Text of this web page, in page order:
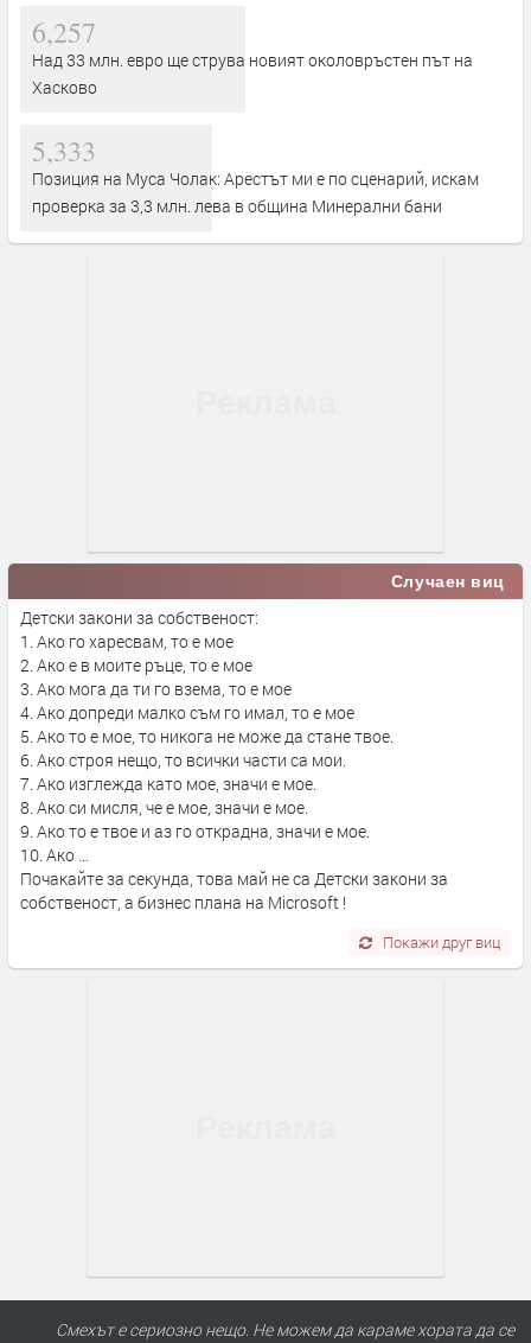
6,257
Над 33 млн. евро ще струва новият околовръстен път на
Хасково
5,333
Позиция на Муса Чолак: Арестът ми е по сценарий, искам
проверка за 3,3 млн. лева в община Минерални бани
Случаен виц
Детски закони за собственост:
1. Ако го харесвам, то е мое
2. Ако е в моите ръце, то е мое
3. Ако мога да ти го взема, то е мое
4. Ако допреди малко съм го имал, то е мое
5. Ако то е мое, то никога не може да стане твое.
6. Ако строя нещо, то всички части са мои.
7. Ако изглежда като мое, значи е мое.
8. Ако си мисля, че е мое, значи е мое.
9. Ако то е твое и аз го открадна, значи е мое.
10. Ако …
Почакайте за секунда, това май не са Детски закони за
собственост, а бизнес плана на Microsoft !
Покажи друг виц
Смехът е сериозно нещо. Не можем да караме хората да се